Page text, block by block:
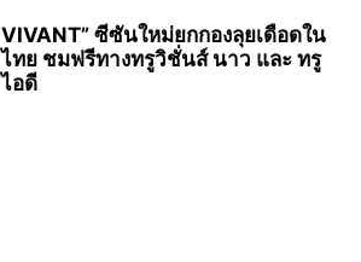
VIVANT” ซีซันใหม่ยกกองลุยเดือดใน
ไทย ชมฟรีทางทรูวิชั่นส์ นาว และ ทรู
ไอดี